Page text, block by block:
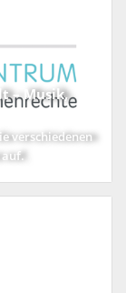
– Musik,
verschiedenen
auf.